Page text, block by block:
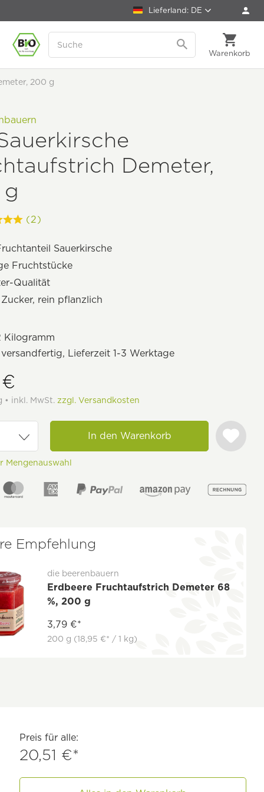
Lieferland: DE
Warenkorb
200 g
Demeter,
(2)
Sauerkirsche
Fruchtstücke
Qualität
rein pflanzlich
Kilogramm
Lieferzeit 1-3 Werktage
• inkl. MwSt. zzgl. Versandkosten
Mengenauswahl
In den Warenkorb
Empfehlung
die beerenbauern
Erdbeere Fruchtaufstrich Demeter 68
%, 200 g
3,79 €*
200 g (18,95 €* / 1 kg)
Preis für alle:
20,51 €*